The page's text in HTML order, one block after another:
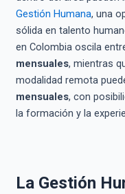
Gestión Humana, una
sólida en talento
en Colombia oscila
mensuales, mientras
modalidad remota
mensuales, con
la formación y la
La Gestión